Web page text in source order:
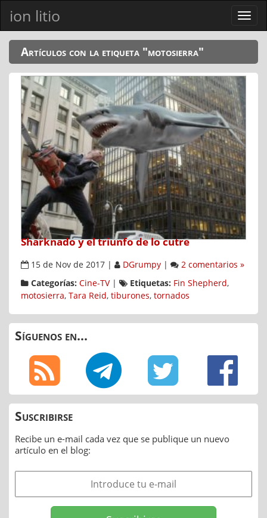
ion litio
Ver
menú
Artículos con la etiqueta "motosierra"
Sharknado y el triunfo de lo cutre
15 de Nov de 2017 DGrumpy
2 comentarios »
Categorías: Cine-TV| Etiquetas: Fin Shepherd,
motosierra, Tara Reid, tiburones, tornados
Síguenos en...
Suscribirse
Recibe un e-mail cada vez que se publique un nuevo
artículo en el blog: